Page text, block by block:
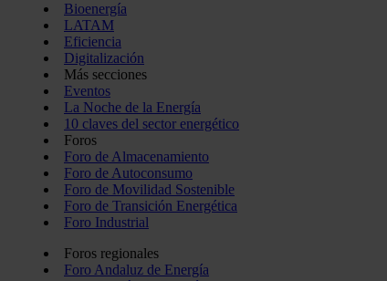
Bioenergía
LATAM
Eficiencia
Digitalización
Más secciones
Eventos
La Noche de la Energía
10 claves del sector energético
Foros
Foro de Almacenamiento
Foro de Autoconsumo
Foro de Movilidad Sostenible
Foro de Transición Energética
Foro Industrial
Foros regionales
Foro Andaluz de Energía